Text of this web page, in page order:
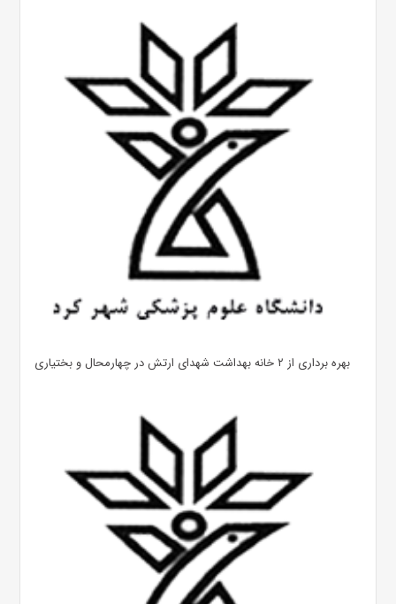
بهره ‌برداری از ۲ خانه بهداشت شهدای ارتش در چهارمحال و بختیاری